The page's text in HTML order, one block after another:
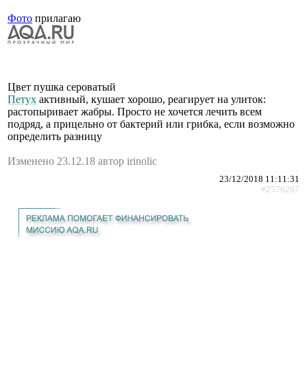
Фото прилагаю
Цвет пушка сероватый
Петух активный, кушает хорошо, реагирует на улиток:
растопыривает жабры. Просто не хочется лечить всем
подряд, а прицельно от бактерий или грибка, если возможно
определить разницу
Изменено 23.12.18 автор irinolic
23/12/2018 11:11:31
#2576287